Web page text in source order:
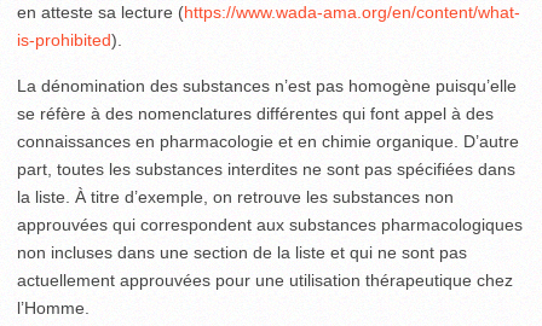
en atteste sa lecture (https://www.wada-ama.org/en/content/what-
is-prohibited).
La dénomination des substances n’est pas homogène puisqu’elle
se réfère à des nomenclatures différentes qui font appel à des
connaissances en pharmacologie et en chimie organique. D’autre
part, toutes les substances interdites ne sont pas spécifiées dans
la liste. À titre d’exemple, on retrouve les substances non
approuvées qui correspondent aux substances pharmacologiques
non incluses dans une section de la liste et qui ne sont pas
actuellement approuvées pour une utilisation thérapeutique chez
l’Homme.